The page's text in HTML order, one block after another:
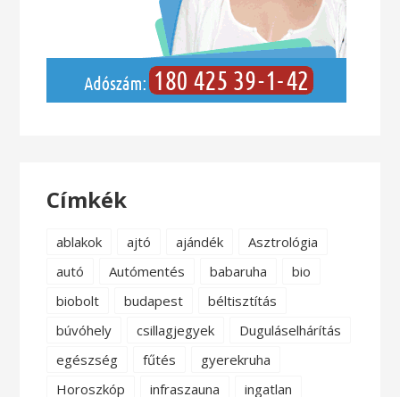
Címkék
ablakok ajtó ajándék
Asztrológia
autó
Autómentés babaruha
bio
biobolt
budapest
béltisztítás
búvóhely
csillagjegyek
Duguláselhárítás
egészség
fűtés
gyerekruha
Horoszkóp
infraszauna ingatlan